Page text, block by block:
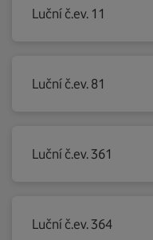
Luční č.ev. 11
Luční č.ev. 81
Luční č.ev. 361
Luční č.ev. 364